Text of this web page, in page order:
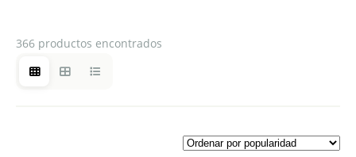
366 productos encontrados